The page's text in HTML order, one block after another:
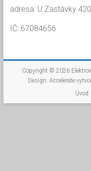
adresa: U Zastávky
IČ: 67084656
Copyright © 2026
Design: Accelerate
Úvod